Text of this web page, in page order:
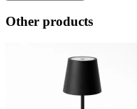
Other products